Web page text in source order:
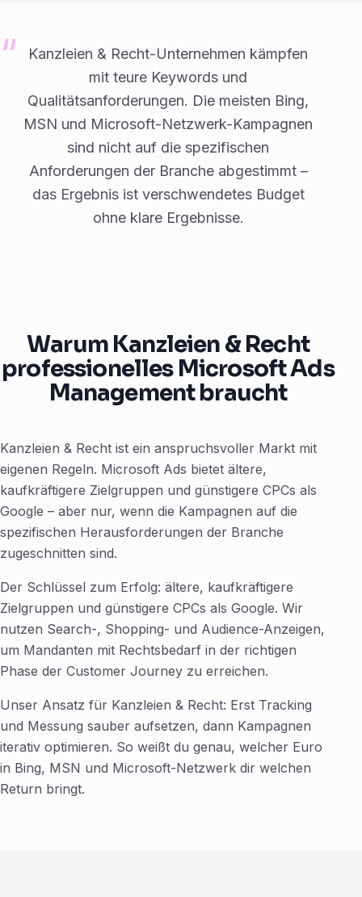
Kanzleien & Recht-Unternehmen kämpfen
mit teure Keywords und
Qualitätsanforderungen. Die meisten Bing,
MSN und Microsoft-Netzwerk-Kampagnen
sind nicht auf die spezifischen
Anforderungen der Branche abgestimmt –
das Ergebnis ist verschwendetes Budget
ohne klare Ergebnisse.
Warum Kanzleien & Recht
professionelles Microsoft Ads
Management braucht
Kanzleien & Recht ist ein anspruchsvoller Markt mit
eigenen Regeln. Microsoft Ads bietet ältere,
kaufkräftigere Zielgruppen und günstigere CPCs als
Google – aber nur, wenn die Kampagnen auf die
spezifischen Herausforderungen der Branche
zugeschnitten sind.
Der Schlüssel zum Erfolg: ältere, kaufkräftigere
Zielgruppen und günstigere CPCs als Google. Wir
nutzen Search-, Shopping- und Audience-Anzeigen,
um Mandanten mit Rechtsbedarf in der richtigen
Phase der Customer Journey zu erreichen.
Unser Ansatz für Kanzleien & Recht: Erst Tracking
und Messung sauber aufsetzen, dann Kampagnen
iterativ optimieren. So weißt du genau, welcher Euro
in Bing, MSN und Microsoft-Netzwerk dir welchen
Return bringt.